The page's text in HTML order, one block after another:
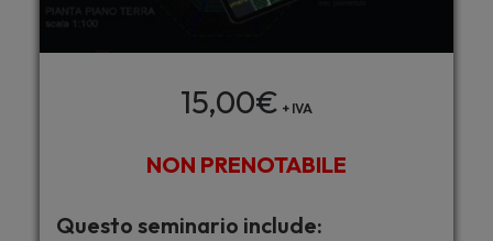
15,00€ + IVA
NON PRENOTABILE
Questo seminario include: